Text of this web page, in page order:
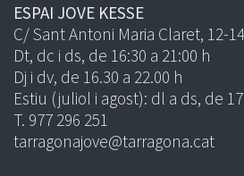
ESPAI JOVE KESSE
C/ Sant Antoni Maria Claret, 12-14
Dt, dc i ds, de 16:30 a 21:00 h
Dj i dv, de 16.30 a 22.00 h
Estiu (juliol i agost): dl a ds, de
T. 977 296 251
tarragonajove@tarragona.cat